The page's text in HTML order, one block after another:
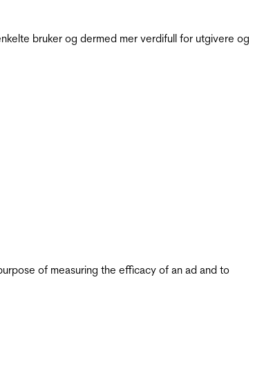
bruker og dermed mer verdifull for utgivere og
of measuring the efficacy of an ad and to